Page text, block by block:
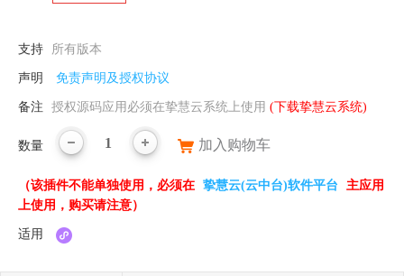
支持 所有版本
声明 免责声明及授权协议
备注 授权源码应用必须在挚慧云系统上使用 (下载挚慧云系统)
数量 1 加入购物车
（该插件不能单独使用，必须在 挚慧云(云中台)软件平台
主应用
上使用，购买请注意）
适用